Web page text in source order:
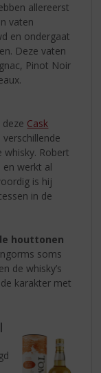
allereerst
vaten
en ondergaat
Deze vaten
Pinot Noir
Cask
Robert
en werkt al
is hij
in de
houttonen
soms
de whisky’s
karakter met
|